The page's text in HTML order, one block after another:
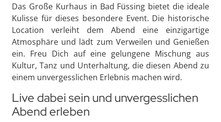
Das Große Kurhaus in Bad Füssing bietet die ideale
Kulisse für dieses besondere Event. Die historische
Location verleiht dem Abend eine einzigartige
Atmosphäre und lädt zum Verweilen und Genießen
ein. Freu Dich auf eine gelungene Mischung aus
Kultur, Tanz und Unterhaltung, die diesen Abend zu
einem unvergesslichen Erlebnis machen wird.
Live dabei sein und unvergesslichen
Abend erleben